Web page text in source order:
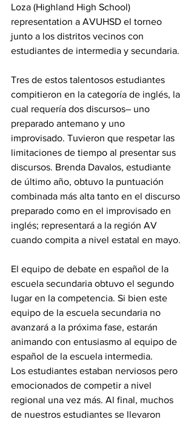
Loza (Highland High School)
representation a AVUHSD el torneo
junto a los distritos vecinos con
estudiantes de intermedia y secundaria.
Tres de estos talentosos estudiantes
compitieron en la categoría de inglés, la
cual requería dos discursos– uno
preparado antemano y uno
improvisado. Tuvieron que respetar las
limitaciones de tiempo al presentar sus
discursos. Brenda Davalos, estudiante
de último año, obtuvo la puntuación
combinada más alta tanto en el discurso
preparado como en el improvisado en
inglés; representará a la región AV
cuando compita a nivel estatal en mayo.
El equipo de debate en español de la
escuela secundaria obtuvo el segundo
lugar en la competencia. Si bien este
equipo de la escuela secundaria no
avanzará a la próxima fase, estarán
animando con entusiasmo al equipo de
español de la escuela intermedia.
Los estudiantes estaban nerviosos pero
emocionados de competir a nivel
regional una vez más. Al final, muchos
de nuestros estudiantes se llevaron